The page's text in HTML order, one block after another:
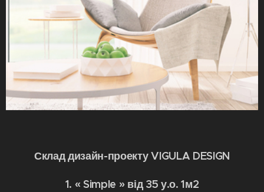
Склад дизайн-проекту VIGULA DESIGN
1. « Simple » від 35 у.о. 1м2